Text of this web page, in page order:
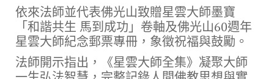
依來法師並代表佛光山致贈星雲大師墨寶
「和諧共生 馬到成功」卷軸及佛光山60週年
星雲大師紀念郵票專冊，象徵祝福與鼓勵。
法師開示指出，《星雲大師全集》凝聚大師